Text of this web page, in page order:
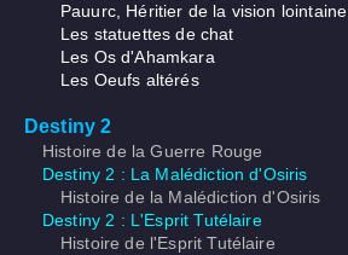
Pauurc, Héritier de la vision lointaine
Les statuettes de chat
Les Os d'Ahamkara
Les Oeufs altérés
Destiny 2
Histoire de la Guerre Rouge
Destiny 2 : La Malédiction d'Osiris
Histoire de la Malédiction d'Osiris
Destiny 2 : L'Esprit Tutélaire
Histoire de l'Esprit Tutélaire